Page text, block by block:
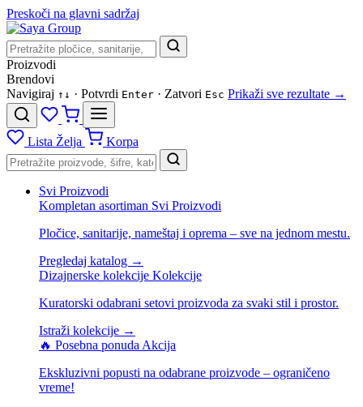
Preskoči na glavni sadržaj
Proizvodi
Brendovi
Navigiraj ↑ ↓ · Potvrdi Enter · Zatvori Esc Prikaži sve rezultate →
Lista Želja Korpa
Svi Proizvodi
Kompletan asortiman Svi Proizvodi
Pločice, sanitarije, nameštaj i oprema – sve na jednom mestu.
Pregledaj katalog →
Dizajnerske kolekcije Kolekcije
Kuratorski odabrani setovi proizvoda za svaki stil i prostor.
Istraži kolekcije →
🔥 Posebna ponuda Akcija
Ekskluzivni popusti na odabrane proizvode – ograničeno
vreme!